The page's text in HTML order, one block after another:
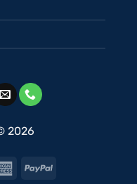
2026
AmericanPayPal